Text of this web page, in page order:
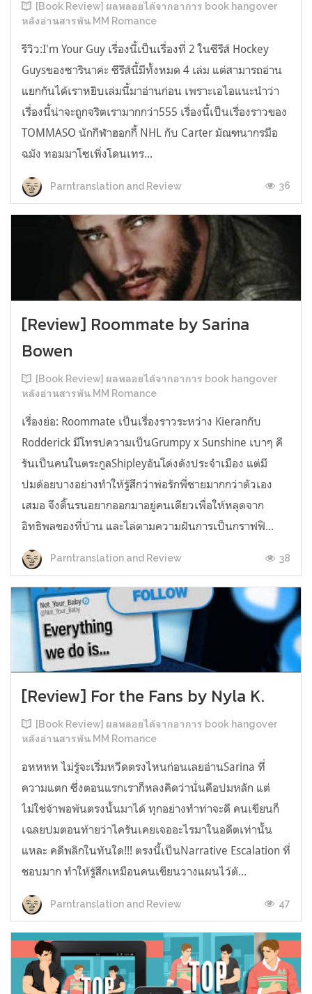
[Book Review] ผลพลอยได้จากอาการ book hangover
หลังอ่านสารพัน MM Romance
รีวิว:I'm Your Guy เรื่องนี้เป็นเรื่องที่ 2 ในซีรีส์ Hockey
Guysของซารินาค่ะ ซีรีส์นี้มีทั้งหมด 4 เล่ม แต่สามารถอ่าน
แยกกันได้เราหยิบเล่มนี้มาอ่านก่อน เพราะเอไอแนะนำว่า
เรื่องนี้น่าจะถูกจริตเรามากกว่า555 เรื่องนี้เป็นเรื่องราวของ
TOMMASO นักกีฬาฮอกกี้ NHL กับ Carter มัณฑนากรมือ
ฉมัง ทอมมาโซเพิ่งโดนเทร...
Parntranslation and Review 36
[Review] Roommate by Sarina
Bowen
[Book Review] ผลพลอยได้จากอาการ book hangover
หลังอ่านสารพัน MM Romance
เรื่องย่อ: Roommate เป็นเรื่องราวระหว่าง Kieranกับ
Rodderick มีโทรปความเป็นGrumpy x Sunshine เบาๆ คี
รันเป็นคนในตระกูลShipleyอันโด่งดังประจำเมือง แต่มี
ปมด้อยบางอย่างทำให้รู้สึกว่าพ่อรักพี่ชายมากกว่าตัวเอง
เสมอ จึงดิ้นรนอยากออกมาอยู่คนเดียวเพื่อให้หลุดจาก
อิทธิพลของที่บ้าน และไล่ตามความฝันการเป็นกราฟฟิ...
Parntranslation and Review 38
[Review] For the Fans by Nyla K.
[Book Review] ผลพลอยได้จากอาการ book hangover
หลังอ่านสารพัน MM Romance
อหหหห ไม่รู้จะเริ่มหวีดตรงไหนก่อนเลยอ่านSarina ที่
ความแตก ซึ่งตอนแรกเราก็หลงคิดว่านั่นคือปมหลัก แต่
ไม่ใช่จ้าพอพ้นตรงนั้นมาได้ ทุกอย่างทำท่าจะดี คนเขียนก็
เฉลยปมตอนท้ายว่าไครันเคยเจออะไรมาในอดีตเท่านั้น
แหละ คดีพลิกในทันใด!!! ตรงนี้เป็นNarrative Escalation ที่
ชอบมาก ทำให้รู้สึกเหมือนคนเขียนวางแผนไว้ตั...
Parntranslation and Review 47